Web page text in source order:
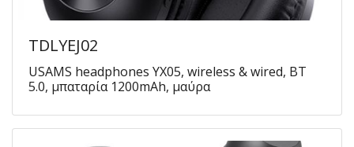
TDLYEJ02
USAMS headphones YX05, wireless & wired, BT
5.0, μπαταρία 1200mAh, μαύρα